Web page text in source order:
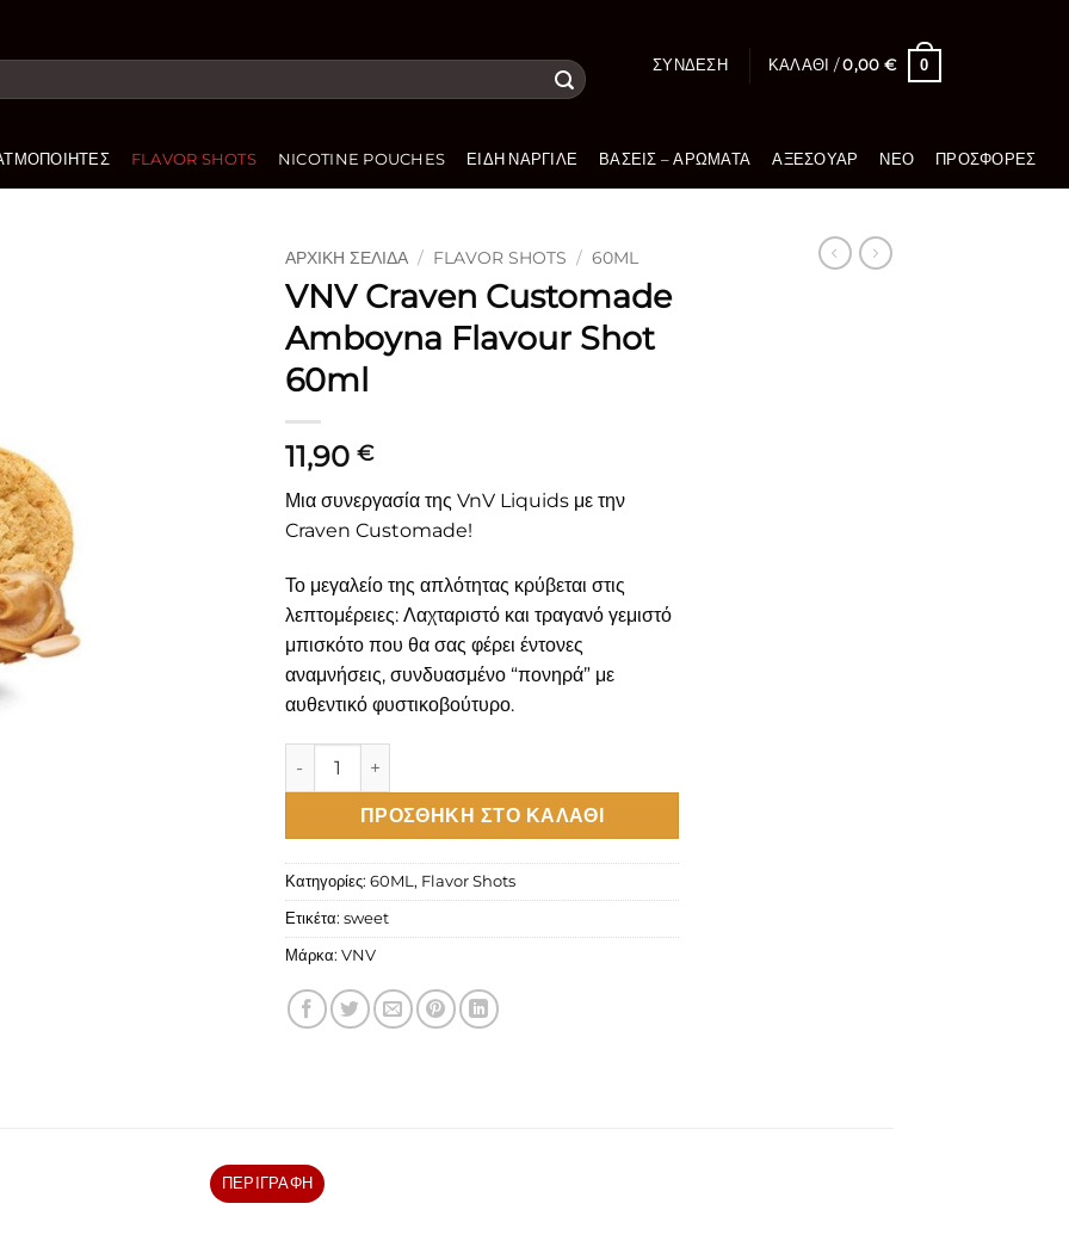
ΣΎΝΔΕΣΗ ΚΑΛΆΘΙ /0,00 € 0
FLAVOR SHOTS NICOTINE POUCHES ΕΊΔΗ ΝΑΡΓΙΛΈ ΒΆΣΕΙΣ – ΑΡΏΜΑΤΑ ΑΞΕΣΟΥΆΡ ΝΈΟ ΠΡΟΣΦΟΡΈΣ
ΑΡΧΙΚΉ ΣΕΛΊΔΑ / FLAVOR SHOTS / 60ML
VNV Craven Customade
Amboyna Flavour Shot
60ml
11,90 €
Μια συνεργασία της VnV Liquids με την
Craven Customade!
Το μεγαλείο της απλότητας κρύβεται στις
λεπτομέρειες: Λαχταριστό και τραγανό γεμιστό
μπισκότο που θα σας φέρει έντονες
αναμνήσεις, συνδυασμένο “πονηρά” με
αυθεντικό φυστικοβούτυρο.
VNV Craven Customade Amboyna Flavour Shot 60ml ποσότητα
ΠΡΟΣΘΉΚΗ ΣΤΟ ΚΑΛΆΘΙ
Κατηγορίες: 60ML, Flavor Shots
Ετικέτα: sweet
Μάρκα: VNV
ΠΕΡΙΓΡΑΦΉ